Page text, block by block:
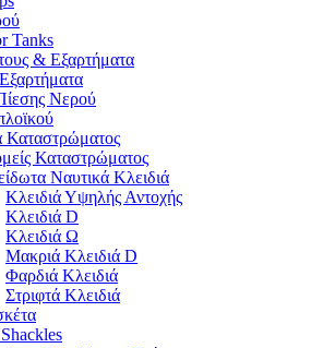
Tanks
& Εξαρτήματα
Νερού
Καταστρώματος
Καταστρώματος
Ναυτικά Κλειδιά
Κλειδιά Υψηλής Αντοχής
Κλειδιά D
Κλειδιά Ω
Μακριά Κλειδιά D
Φαρδιά Κλειδιά
Στριφτά Κλειδιά